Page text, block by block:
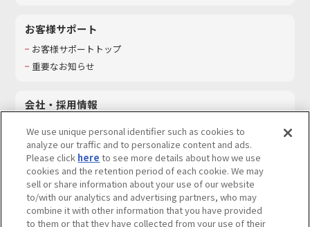
お客様サポート
お客様サポートトップ
重要なお知らせ
会社・採用情報
採用情報
サステナビリティ
お問い合わせ
We use unique personal identifier such as cookies to
analyze our traffic and to personalize content and ads.
Please click here to see more details about how we use
cookies and the retention period of each cookie. We may
sell or share information about your use of our website
to/with our analytics and advertising partners, who may
combine it with other information that you have provided
to them or that they have collected from your use of their